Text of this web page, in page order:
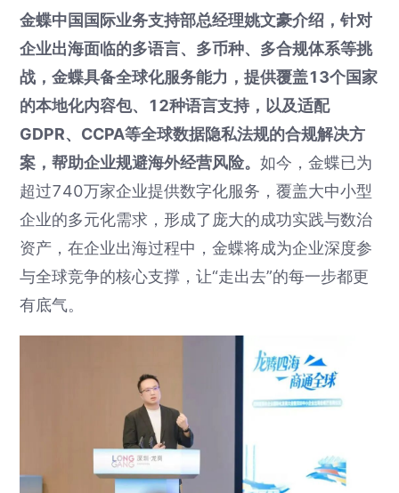
金蝶中国国际业务支持部总经理姚文豪介绍，针对
企业出海面临的多语言、多币种、多合规体系等挑
战，金蝶具备全球化服务能力，提供覆盖13个国家
的本地化内容包、12种语言支持，以及适配
GDPR、CCPA等全球数据隐私法规的合规解决方
案，帮助企业规避海外经营风险。如今，金蝶已为
超过740万家企业提供数字化服务，覆盖大中小型
企业的多元化需求，形成了庞大的成功实践与数治
资产，在企业出海过程中，金蝶将成为企业深度参
与全球竞争的核心支撑，让“走出去”的每一步都更
有底气。